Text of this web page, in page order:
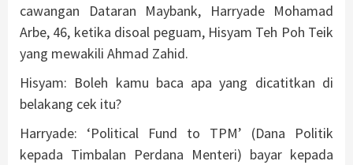
cawangan Dataran Maybank, Harryade Mohamad
Arbe, 46, ketika disoal peguam, Hisyam Teh Poh Teik
yang mewakili Ahmad Zahid.
Hisyam: Boleh kamu baca apa yang dicatitkan di
belakang cek itu?
Harryade: ‘Political Fund to TPM’ (Dana Politik
kepada Timbalan Perdana Menteri) bayar kepada